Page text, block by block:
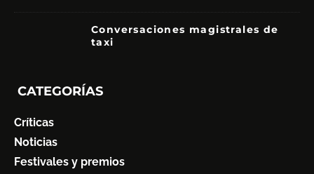
Conversaciones magistrales de
taxi
CATEGORÍAS
Críticas
Noticias
Festivales y premios